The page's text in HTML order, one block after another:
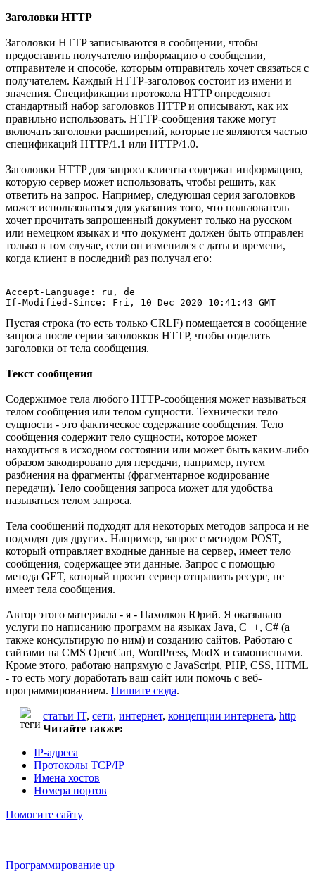
Заголовки HTTP
Заголовки HTTP записываются в сообщении, чтобы
предоставить получателю информацию о сообщении,
отправителе и способе, которым отправитель хочет связаться с
получателем. Каждый HTTP-заголовок состоит из имени и
значения. Спецификации протокола HTTP определяют
стандартный набор заголовков HTTP и описывают, как их
правильно использовать. HTTP-сообщения также могут
включать заголовки расширений, которые не являются частью
спецификаций HTTP/1.1 или HTTP/1.0.
Заголовки HTTP для запроса клиента содержат информацию,
которую сервер может использовать, чтобы решить, как
ответить на запрос. Например, следующая серия заголовков
может использоваться для указания того, что пользователь
хочет прочитать запрошенный документ только на русском
или немецком языках и что документ должен быть отправлен
только в том случае, если он изменился с даты и времени,
когда клиент в последний раз получал его:
Accept-Language: ru, de
Пустая строка (то есть только CRLF) помещается в сообщение
запроса после серии заголовков HTTP, чтобы отделить
заголовки от тела сообщения.
Текст сообщения
Содержимое тела любого HTTP-сообщения может называться
телом сообщения или телом сущности. Технически тело
сущности - это фактическое содержание сообщения. Тело
сообщения содержит тело сущности, которое может
находиться в исходном состоянии или может быть каким-либо
образом закодировано для передачи, например, путем
разбиения на фрагменты (фрагментарное кодирование
передачи). Тело сообщения запроса может для удобства
называться телом запроса.
Тела сообщений подходят для некоторых методов запроса и не
подходят для других. Например, запрос с методом POST,
который отправляет входные данные на сервер, имеет тело
сообщения, содержащее эти данные. Запрос с помощью
метода GET, который просит сервер отправить ресурс, не
имеет тела сообщения.
Автор этого материала - я - Пахолков Юрий. Я оказываю
услуги по написанию программ на языках Java, C++, C# (а
также консультирую по ним) и созданию сайтов. Работаю с
сайтами на CMS OpenCart, WordPress, ModX и самописными.
Кроме этого, работаю напрямую с JavaScript, PHP, CSS, HTML
- то есть могу доработать ваш сайт или помочь с веб-
программированием. Пишите сюда.
статьи IT, сети, интернет, концепции интернета, http
Читайте также:
IP-адреса
Протоколы TCP/IP
Имена хостов
Номера портов
Помогите сайту
Программирование up